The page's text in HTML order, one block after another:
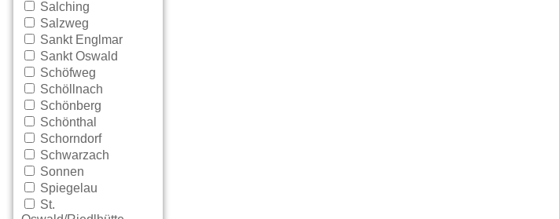
Salching
Salzweg
Sankt Englmar
Sankt Oswald
Schöfweg
Schöllnach
Schönberg
Schönthal
Schorndorf
Schwarzach
Sonnen
Spiegelau
St.